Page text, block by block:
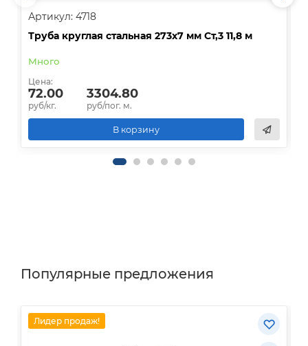
Артикул: 4718
Труба круглая стальная 273х7 мм Ст,3 11,8 м
Много
Цена:
72.00
руб/кг.
3304.80
руб/пог. м.
В корзину
Популярные предложения
Лидер продаж!